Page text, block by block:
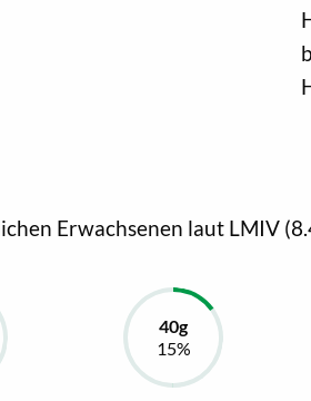
Erwachsenen laut LMIV